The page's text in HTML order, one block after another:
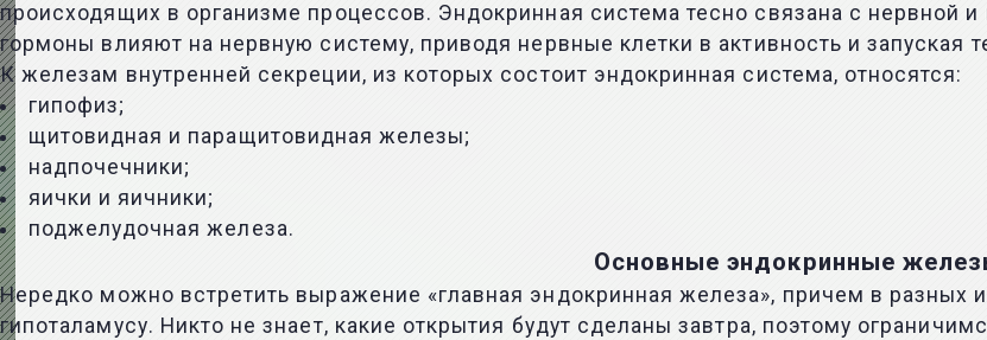
происходящих в организме процессов. Эндокринная система тесно связана с
гормоны влияют на нервную систему, приводя нервные клетки в активность и запуская
К железам внутренней секреции, из которых состоит эндокринная система, относятся:
гипофиз;
щитовидная и паращитовидная железы;
надпочечники;
яички и яичники;
поджелудочная железа.
Основные эндокринные
Нередко можно встретить выражение «главная эндокринная железа», причем в разных
гипоталамусу. Никто не знает, какие открытия будут сделаны завтра, поэтому